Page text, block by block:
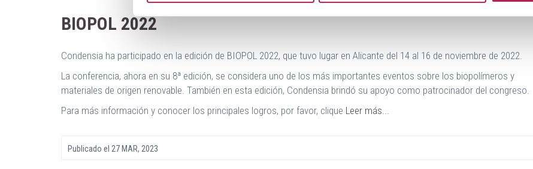
BIOPOL 2022
Condensia ha participado en la edición de BIOPOL 2022, que tuvo lugar en Alicante del 14 al 16 de noviembre de 2022.
La conferencia, ahora en su 8ª edición, se considera uno de los más importantes eventos sobre los biopolímeros y
materiales de origen renovable. También en esta edición, Condensia brindó su apoyo como patrocinador del congreso.
Para más información y conocer los principales logros, por favor, clique Leer más...
Publicado el 27 MAR, 2023